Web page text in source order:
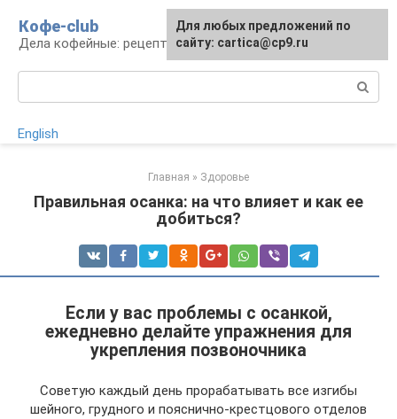
контенту
Кофе-club
Дела кофейные: рецепты и приготовление
English
Главная » Здоровье
Правильная осанка: на что влияет и как ее
добиться?
Если у вас проблемы с осанкой,
ежедневно делайте упражнения для
укрепления позвоночника
Советую каждый день прорабатывать все изгибы
шейного, грудного и пояснично-крестцового отделов
Для любых предложений по
сайту: cartica@cp9.ru